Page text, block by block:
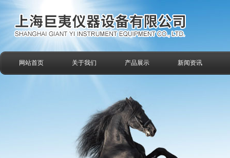
网站首页 关于我们 产品展示 新闻资讯